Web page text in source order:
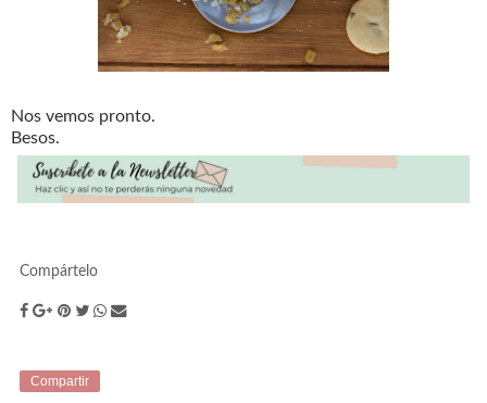
Nos vemos pronto.
Besos.
Compártelo
Compartir